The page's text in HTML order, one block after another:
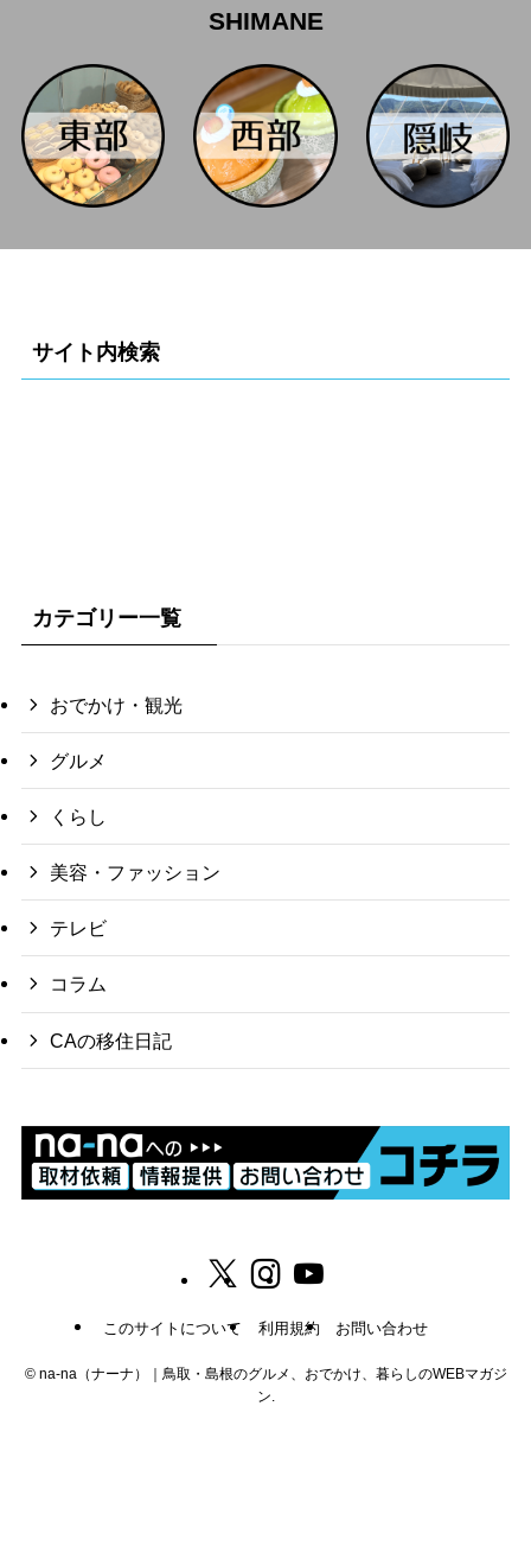
SHIMANE
サイト内検索
カテゴリー一覧
おでかけ・観光
グルメ
くらし
美容・ファッション
テレビ
コラム
CAの移住日記
このサイトについて 利用規約 お問い合わせ
©na-na（ナーナ）｜鳥取・島根のグルメ、おでかけ、暮らしのWEBマガジ
ン.